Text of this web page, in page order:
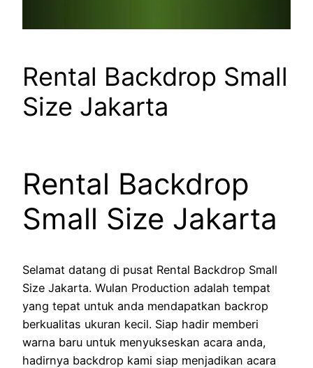
Rental Backdrop Small
Size Jakarta
Rental Backdrop
Small Size Jakarta
Selamat datang di pusat Rental Backdrop Small
Size Jakarta. Wulan Production adalah tempat
yang tepat untuk anda mendapatkan backrop
berkualitas ukuran kecil. Siap hadir memberi
warna baru untuk menyukseskan acara anda,
hadirnya backdrop kami siap menjadikan acara